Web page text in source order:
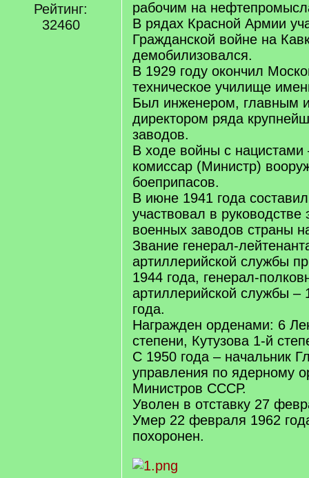
Рейтинг:
32460
рабочим на
В рядах Красной Армии
Гражданской войне на
демобилизовался.
В 1929 году окончил
техническое училище
Был инженером, главным
директором ряда
заводов.
В ходе войны с
комиссар (Министр)
боеприпасов.
В июне 1941 года
участвовал в руководстве
военных заводов страны
Звание генерал-
артиллерийской службы
1944 года, генерал-
артиллерийской службы –
года.
Награжден орденами: 6
степени, Кутузова 1-й
С 1950 года – начальник
управления по ядерному
Министров СССР.
Уволен в отставку 27
Умер 22 февраля 1962
похоронен.